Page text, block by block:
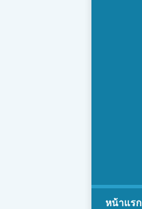
หน้าแรก